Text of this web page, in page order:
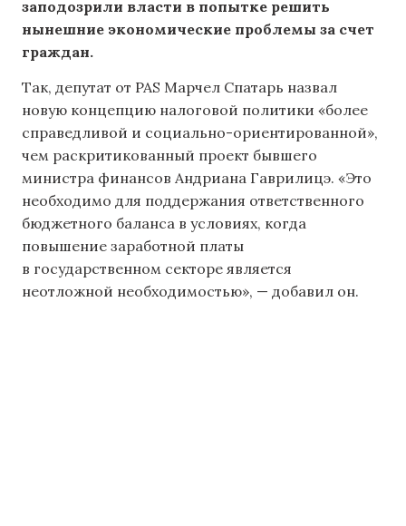
заподозрили власти в попытке решить
нынешние экономические проблемы за счет
граждан.
Так, депутат от PAS Марчел Спатарь назвал
новую концепцию налоговой политики «более
справедливой и социально-ориентированной»,
чем раскритикованный проект бывшего
министра финансов Андриана Гаврилицэ. «Это
необходимо для поддержания ответственного
бюджетного баланса в условиях, когда
повышение заработной платы
в государственном секторе является
неотложной необходимостью», — добавил он.